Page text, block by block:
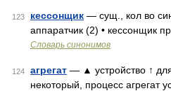
123 кессонщик — сущ., кол во
аппаратчик (2) • кессонщик
Словарь синонимов
124 агрегат — ▲ устройство ↑
некоторый, процесс агрегат